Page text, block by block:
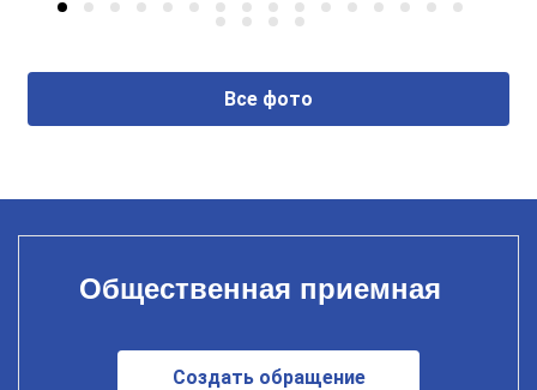
Все фото
Общественная приемная
Создать обращение